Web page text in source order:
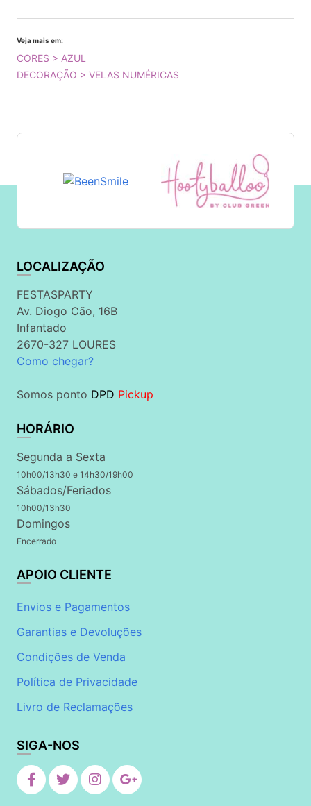
Veja mais em:
CORES > AZUL
DECORAÇÃO > VELAS NUMÉRICAS
LOCALIZAÇÃO
FESTASPARTY
Av. Diogo Cão, 16B
Infantado
2670-327 LOURES
Como chegar?
Somos ponto DPD Pickup
HORÁRIO
Segunda a Sexta
10h00/13h30 e 14h30/19h00
Sábados/Feriados
10h00/13h30
Domingos
Encerrado
APOIO CLIENTE
Envios e Pagamentos
Garantias e Devoluções
Condições de Venda
Política de Privacidade
Livro de Reclamações
SIGA-NOS